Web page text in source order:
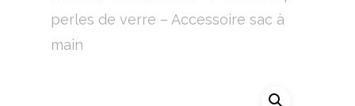
perles de verre – Accessoire sac à
main